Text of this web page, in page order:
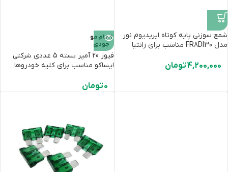
شمع سوزنی پایه کوتاه ایریدیوم نور
مدل FR8DI30 مناسب برای زانتیا
4,200,000تومان
اتمام مو
جودی
فیوز 20 آمپر بسته 5 عددی شرکتی
ایساکو مناسب برای کلیه خودروها
0تومان